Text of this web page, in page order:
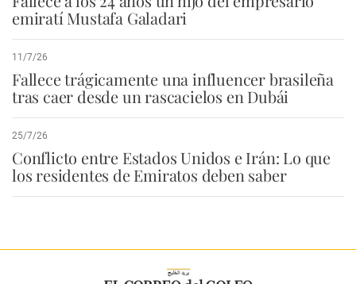
emiratí Mustafa Galadari
11/7/26
Fallece trágicamente una influencer brasileña
tras caer desde un rascacielos en Dubái
25/7/26
Conflicto entre Estados Unidos e Irán: Lo que
los residentes de Emiratos deben saber